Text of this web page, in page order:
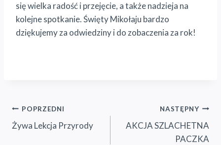
się wielka radość i przejęcie, a także nadzieja na
kolejne spotkanie. Święty Mikołaju bardzo
dziękujemy za odwiedziny i do zobaczenia za rok!
Nawigacja
wpisu
POPRZEDNI
Żywa Lekcja Przyrody
NASTĘPNY
AKCJA SZLACHETNA
PACZKA